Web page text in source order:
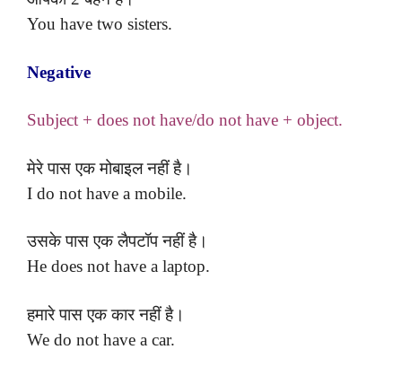
You have two sisters.
Negative
Subject + does not have/do not have + object.
मेरे पास एक मोबाइल नहीं है।
I do not have a mobile.
उसके पास एक लैपटॉप नहीं है।
He does not have a laptop.
हमारे पास एक कार नहीं है।
We do not have a car.